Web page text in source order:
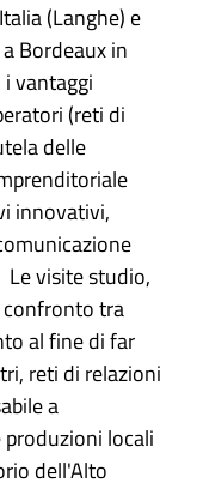
(Langhe) e
Bordeaux in
vantaggi
(reti di
delle
innovativi,
visite studio,
confronto tra
al fine di far
reti di relazioni
a
locali
dell'Alto